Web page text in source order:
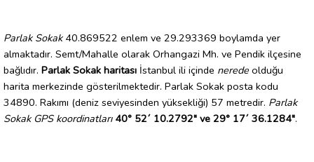
Parlak Sokak40.869522 enlem ve 29.293369 boylamda yer
almaktadır. Semt/Mahalle olarak Orhangazi Mh. ve Pendik ilçesine
bağlıdır. Parlak Sokak haritası İstanbul ili içinde nerede olduğu
harita merkezinde gösterilmektedir. Parlak Sokak posta kodu
34890. Rakımı (deniz seviyesinden yüksekliği) 57 metredir. Parlak
Sokak GPS koordinatları 40° 52´ 10.2792" ve 29° 17´ 36.1284".